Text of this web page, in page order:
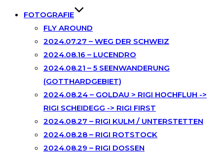
FOTOGRAFIE
FLY AROUND
2024.07.27 – WEG DER SCHWEIZ
2024.08.16 – LUCENDRO
2024.08.21 – 5 SEENWANDERUNG
(GOTTHARDGEBIET)
2024.08.24 – GOLDAU > RIGI HOCHFLUH ->
RIGI SCHEIDEGG -> RIGI FIRST
2024.08.27 – RIGI KULM / UNTERSTETTEN
2024.08.28 – RIGI ROTSTOCK
2024.08.29 – RIGI DOSSEN